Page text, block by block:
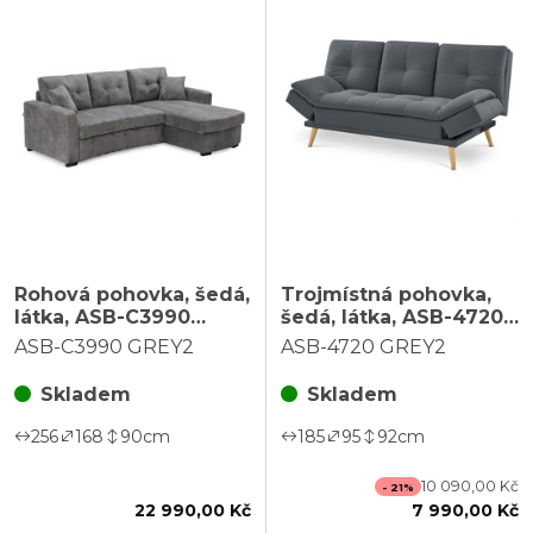
Rohová pohovka, šedá,
látka, ASB-C3990
GREY2
ASB-C3990 GREY2
Skladem
256 168 90cm
22 990,00 Kč
Trojmístná pohovka,
šedá, látka, ASB-4720
GREY2
ASB-4720 GREY2
Skladem
185 95 92cm
- 21% 10 090,00 Kč
7 990,00 Kč